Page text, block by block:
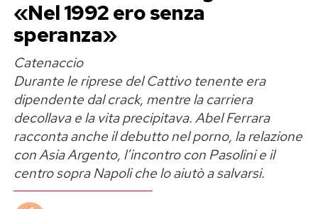
lavoro, pronto a prendere o perdere decine di
chili a seconda delle esigenze del copione. Dalle
calorie accumulate per pellicole come
veritàoUn’ottima annata , fino agli sforzi fisici
estremi richiesti dalle produzioni d’azione,
l’attore non si è mai tirato indietro di fronte alle
esigenze di scena.
Questa volta, però, la svolta sembra rispondere
a una motivazione strettamente personale.
«Nel 1992 ero senza
speranza»
Catenaccio
Durante le riprese del Cattivo tenente era
dipendente dal crack, mentre la carriera
decollava e la vita precipitava. Abel Ferrara
racconta anche il debutto nel porno, la relazione
con Asia Argento, l’incontro con Pasolini e il
centro sopra Napoli che lo aiutò a salvarsi.